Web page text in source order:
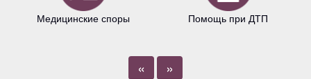
Медицинские споры Помощь при ДТП
« »